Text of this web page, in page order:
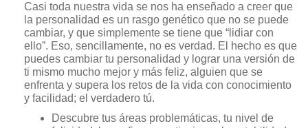
Casi toda nuestra vida se nos ha enseñado a creer que
la personalidad es un rasgo genético que no se puede
cambiar, y que simplemente se tiene que “lidiar con
ello”. Eso, sencillamente, no es verdad. El hecho es que
puedes cambiar tu personalidad y lograr una versión de
ti mismo mucho mejor y más feliz, alguien que se
enfrenta y supera los retos de la vida con conocimiento
y facilidad; el verdadero tú.
Descubre tus áreas problemáticas, tu nivel de